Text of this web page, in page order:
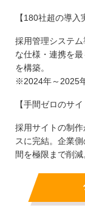
【180社超の導入
採用管理システ
な仕様・連携を
を構築。
※2024年～2025
【手間ゼロのサ
採用サイトの制
スに完結。企業
間を極限まで削減